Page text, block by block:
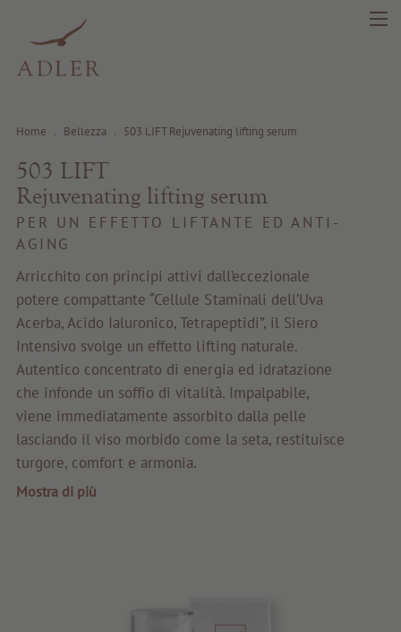
search DE IT EN
Salute
Fragrance
Prima qualità
Consigli e novità
Home . Bellezza . 503 LIFT Rejuvenating lifting serum
503 LIFT
Rejuvenating lifting serum
PER UN EFFETTO LIFTANTE ED ANTI-
AGING
Arricchito con principi attivi dall’eccezionale
potere compattante “Cellule Staminali dell’Uva
Acerba, Acido Ialuronico, Tetrapeptidi”, il Siero
Intensivo svolge un effetto lifting naturale.
Autentico concentrato di energia ed idratazione
che infonde un soffio di vitalità. Impalpabile,
viene immediatamente assorbito dalla pelle
lasciando il viso morbido come la seta, restituisce
turgore, comfort e armonia.
Mostra di più